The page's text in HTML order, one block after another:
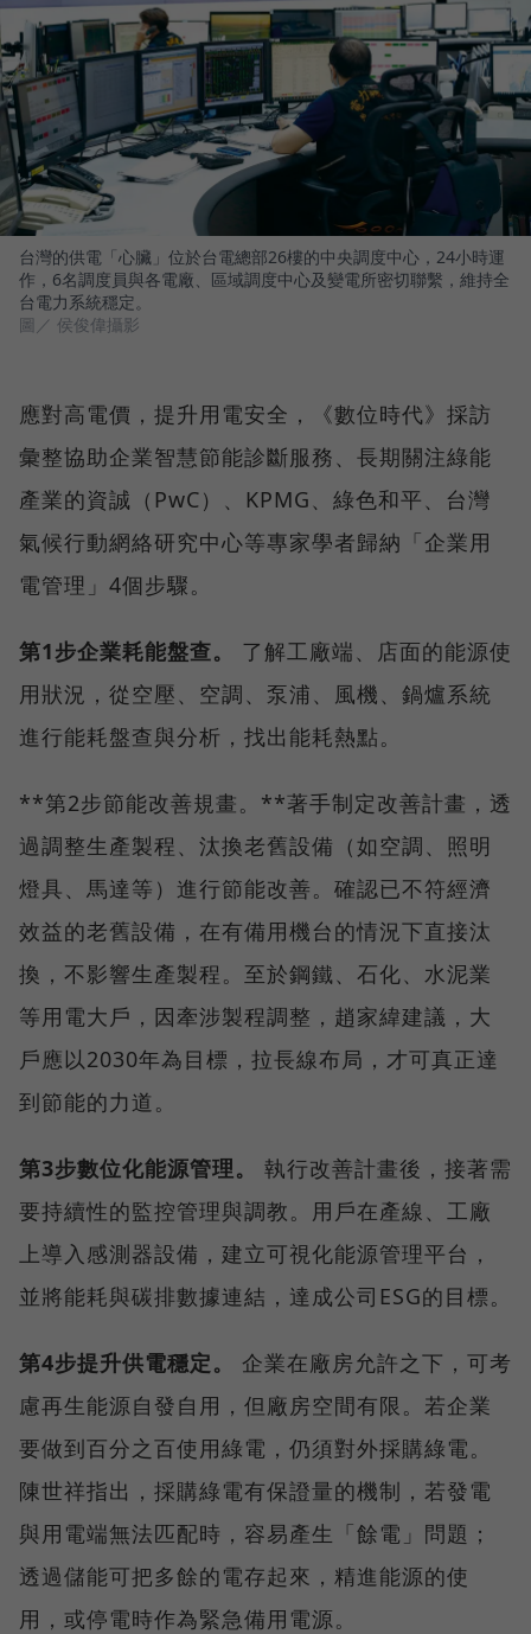
台灣的供電「心臟」位於台電總部26樓的中央調度中心，24小時運
作，6名調度員與各電廠、區域調度中心及變電所密切聯繫，維持全
台電力系統穩定。
圖／ 侯俊偉攝影
應對高電價，提升用電安全，《數位時代》採訪
彙整協助企業智慧節能診斷服務、長期關注綠能
產業的資誠（PwC）、KPMG、綠色和平、台灣
氣候行動網絡研究中心等專家學者歸納「企業用
電管理」4個步驟。
第1步企業耗能盤查。
了解工廠端、店面的能源使
用狀況，從空壓、空調、泵浦、風機、鍋爐系統
進行能耗盤查與分析，找出能耗熱點。
**第2步節能改善規畫。**著手制定改善計畫，透
過調整生產製程、汰換老舊設備（如空調、照明
燈具、馬達等）進行節能改善。確認已不符經濟
效益的老舊設備，在有備用機台的情況下直接汰
換，不影響生產製程。至於鋼鐵、石化、水泥業
等用電大戶，因牽涉製程調整，趙家緯建議，大
戶應以2030年為目標，拉長線布局，才可真正達
到節能的力道。
第3步數位化能源管理。
執行改善計畫後，接著需
要持續性的監控管理與調教。用戶在產線、工廠
上導入感測器設備，建立可視化能源管理平台，
並將能耗與碳排數據連結，達成公司ESG的目標。
第4步提升供電穩定。
企業在廠房允許之下，可考
慮再生能源自發自用，但廠房空間有限。若企業
要做到百分之百使用綠電，仍須對外採購綠電。
陳世祥指出，採購綠電有保證量的機制，若發電
與用電端無法匹配時，容易產生「餘電」問題；
透過儲能可把多餘的電存起來，精進能源的使
用，或停電時作為緊急備用電源。